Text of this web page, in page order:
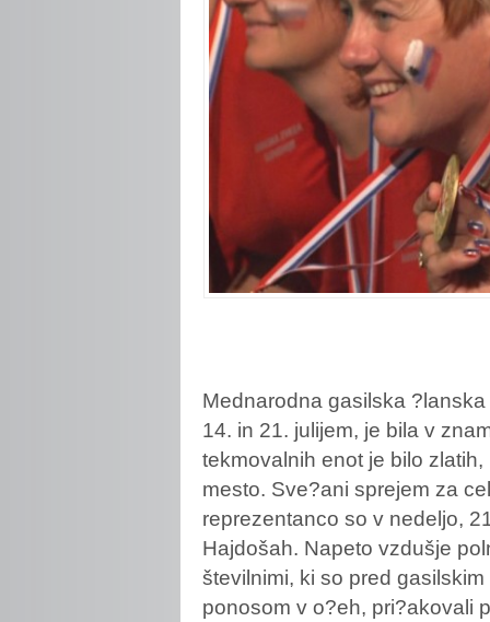
Mednarodnagasilska
14. in 21. julijem, je bila v
tekmovalnih enot je bilo
mesto. Sve?ani sprejem za
reprezentanco so v nedeljo,
Hajdošah. Napeto vzdušje
številnimi, ki so pred
ponosom v o?eh, pri?akovali